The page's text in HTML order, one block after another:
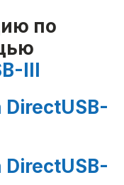
по
III